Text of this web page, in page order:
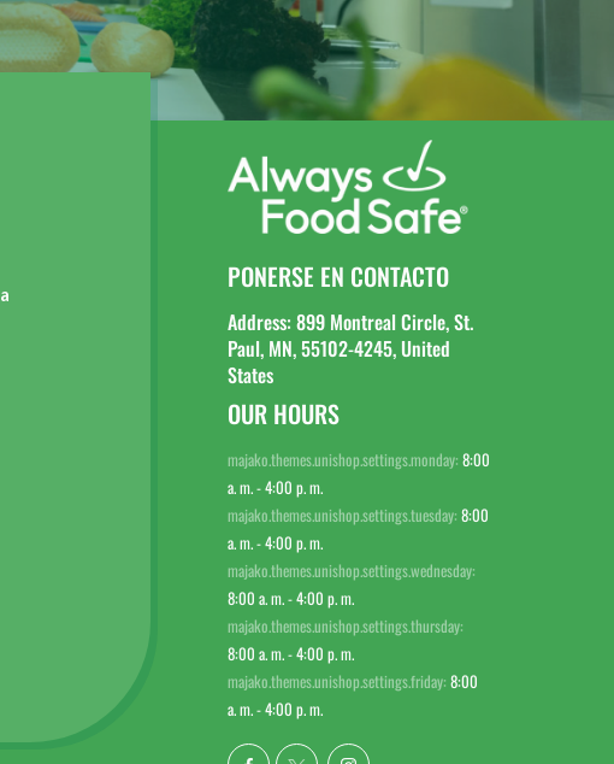
PONERSE EN CONTACTO
Address: 899 Montreal Circle, St.
Paul, MN, 55102-4245, United
States
OUR HOURS
majako.themes.unishop.settings.monday: 8:00
a. m. - 4:00 p. m.
majako.themes.unishop.settings.tuesday: 8:00
a. m. - 4:00 p. m.
majako.themes.unishop.settings.wednesday:
8:00 a. m. - 4:00 p. m.
majako.themes.unishop.settings.thursday:
8:00 a. m. - 4:00 p. m.
majako.themes.unishop.settings.friday: 8:00
a. m. - 4:00 p. m.